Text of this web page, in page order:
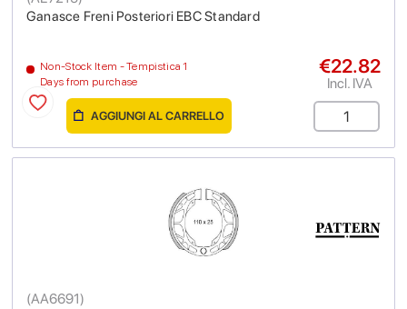
Ganasce Freni Posteriori EBC Standard
Non-Stock Item - Tempistica 1
Days from purchase
€22.82
Incl. IVA
AGGIUNGI AL CARRELLO
(AA6691)